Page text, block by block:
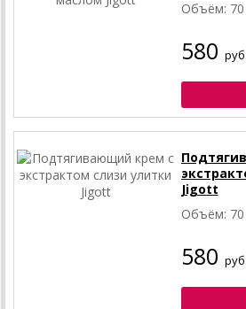
Объём: 70
580 руб.
Jigott
Объём: 70
580 руб.